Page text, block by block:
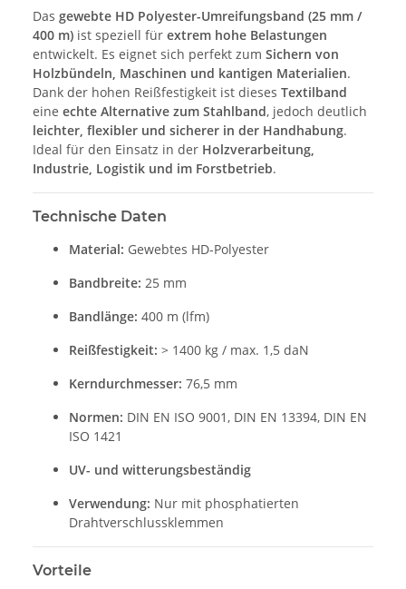
Das gewebte HD Polyester-Umreifungsband (25 mm /
400 m) ist speziell für extrem hohe Belastungen
entwickelt. Es eignet sich perfekt zum Sichern von
Holzbündeln, Maschinen und kantigen Materialien.
Dank der hohen Reißfestigkeit ist dieses Textilband
eine echte Alternative zum Stahlband, jedoch deutlich
leichter, flexibler und sicherer in der Handhabung.
Ideal für den Einsatz in der Holzverarbeitung,
Industrie, Logistik und im Forstbetrieb.
Technische Daten
Material: Gewebtes HD-Polyester
Bandbreite: 25 mm
Bandlänge: 400 m (lfm)
Reißfestigkeit: > 1400 kg / max. 1,5 daN
Kerndurchmesser: 76,5 mm
Normen: DIN EN ISO 9001, DIN EN 13394, DIN EN
ISO 1421
UV- und witterungsbeständig
Verwendung: Nur mit phosphatierten
Drahtverschlussklemmen
Vorteile